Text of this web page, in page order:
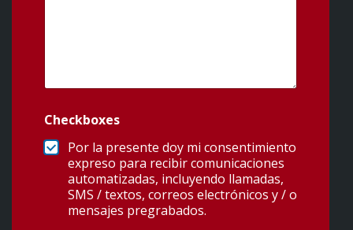
Checkboxes
Por la presente doy mi consentimiento
expreso para recibir comunicaciones
automatizadas, incluyendo llamadas,
SMS / textos, correos electrónicos y / o
mensajes pregrabados.